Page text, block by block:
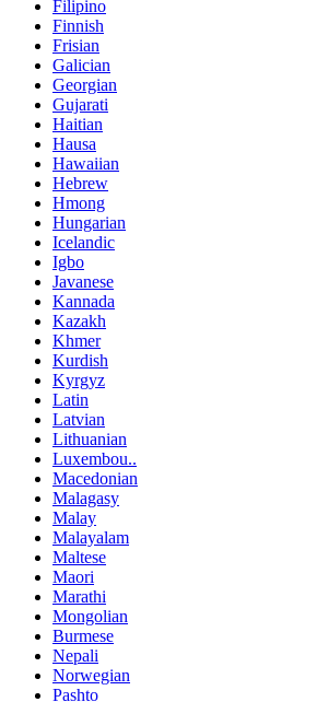
Filipino
Finnish
Frisian
Galician
Georgian
Gujarati
Haitian
Hausa
Hawaiian
Hebrew
Hmong
Hungarian
Icelandic
Igbo
Javanese
Kannada
Kazakh
Khmer
Kurdish
Kyrgyz
Latin
Latvian
Lithuanian
Luxembou..
Macedonian
Malagasy
Malay
Malayalam
Maltese
Maori
Marathi
Mongolian
Burmese
Nepali
Norwegian
Pashto